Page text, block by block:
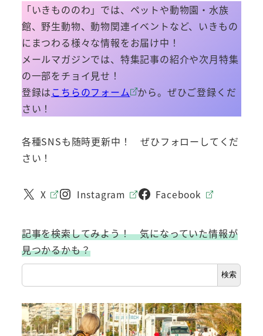
「いきもののわ」では、ペットや動物園・水族
館、野生動物、動物関連イベントなど、いきもの
にまつわる様々な情報をお届け中！
メールマガジンでは、特集記事の紹介や次月特集
の一部をチョイ見せ！
登録はこちらのフォーム
から。ぜひご登録くだ
さい！
各種SNSも随時更新中！ ぜひフォローしてくだ
さい！
X Instagram Facebook
記事を検索してみよう！ 気になっていた情報が
見つかるかも？
検索